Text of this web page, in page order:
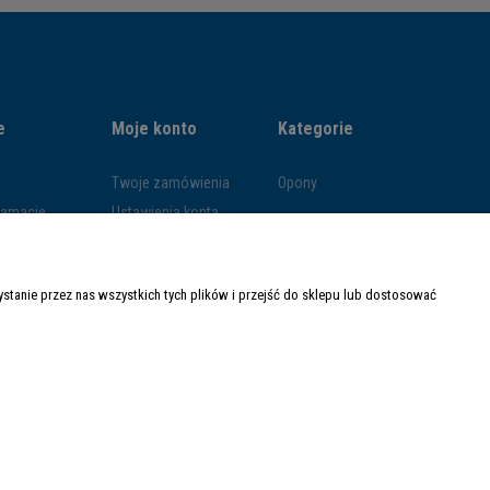
dostawy
Moje konto
Twoje zamówienia
Ustawienia konta
Kategorie
Opony
przez nas wszystkich tych plików i przejść do sklepu lub dostosować